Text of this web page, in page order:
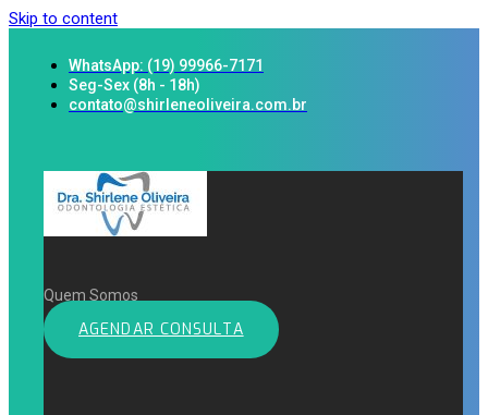
Skip to content
WhatsApp: (19) 99966-7171
Seg-Sex (8h - 18h)
contato@shirleneoliveira.com.br
Quem Somos
AGENDAR CONSULTA